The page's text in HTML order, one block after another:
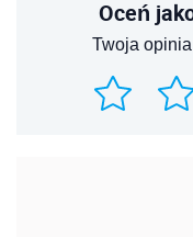
Oceń
Twoja